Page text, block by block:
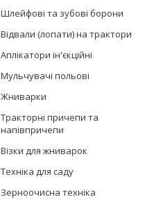
Шлейфові та зубові борони
Відвали (лопати) на трактори
Аплікатори ін'єкційні
Мульчувачі польові
Жниварки
Тракторні причепи та
напівпричепи
Візки для жниварок
Техніка для саду
Зерноочисна техніка